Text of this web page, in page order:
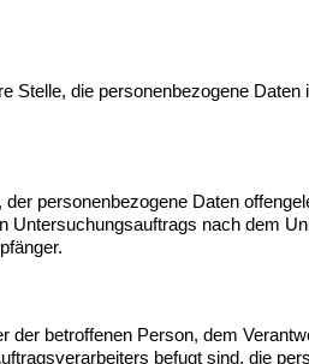
Stelle, die personenbezogene
personenbezogene Daten
Untersuchungsauftrags nach dem
betroffenen Person, dem
befugt sind, die